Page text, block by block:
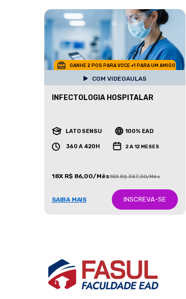
GANHE 2 POS PARA VOCE +1 PARA UM AMIGO
COM VIDEOAULAS
INFECTOLOGIA HOSPITALAR
LATO SENSU 100% EAD
360 A 420H 2 A 12 MESES
18X R$ 86,00/Mês18X R$ 387,00/Mês
SAIBA MAIS INSCREVA-SE